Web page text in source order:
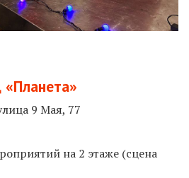
9 Мая, 77
на 2 этаже (сцена